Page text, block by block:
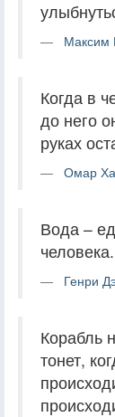
Максим
Когда в
до него
руках
Омар
Вода –
человека.
Генри
Корабль
тонет,